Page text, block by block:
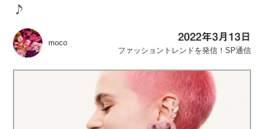
ファッショントレンドを発信！SP通信
BUYMAで人気のブランド
バイマの疑問に現役パーソナルショッパーが答えてみた
♪
moco
2022年3月13日
ファッショントレンドを発信！SP通信